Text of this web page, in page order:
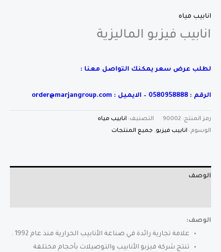
انابيب مياه
انابيب فيزبو الماليزية
لطلب عرض سعر يمكنك التواصل معنا :
الرقم : 0580958888 – الايميل : order@marjangroup.com
رمز المنتج: 90002 التصنيف: انابيب مياه
الوسوم: انابيب فيزبو, جميع المنتجات
الوصف
الوصف:
علامة تجارية رائدة في صناعة الأنابيب الحرارية منذ عام 1992 .
تنتج شركة فيزبو الأنابيب والتوصيلات بأحجام مختلفة